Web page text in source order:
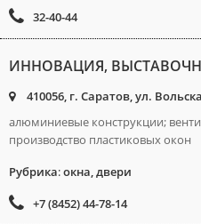
32-40-44
ИННОВАЦИЯ,
410056, г. Саратов, ул.
алюминиевые конструкции;
производство пластиковых окон
Рубрика:окна, двери
+7 (8452) 44-78-14